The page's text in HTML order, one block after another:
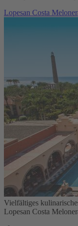
Lopesan Costa
Vielfältiges
Lopesan Costa